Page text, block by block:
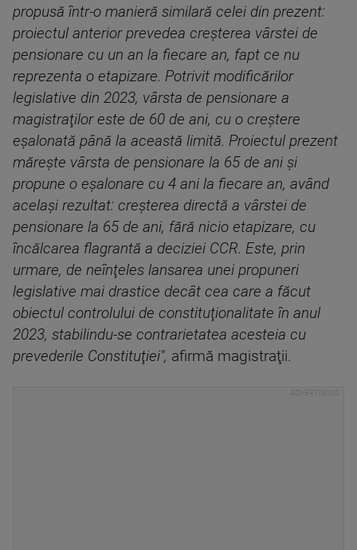
propusă într-o manieră similară celei din prezent:
proiectul anterior prevedea creşterea vârstei de
pensionare cu un an la fiecare an, fapt ce nu
reprezenta o etapizare. Potrivit modificărilor
legislative din 2023, vârsta de pensionare a
magistraţilor este de 60 de ani, cu o creştere
eşalonată până la această limită. Proiectul prezent
măreşte vârsta de pensionare la 65 de ani şi
propune o eşalonare cu 4 ani la fiecare an, având
acelaşi rezultat: creşterea directă a vârstei de
pensionare la 65 de ani, fără nicio etapizare, cu
încălcarea flagrantă a deciziei CCR. Este, prin
urmare, de neînţeles lansarea unei propuneri
legislative mai drastice decât cea care a făcut
obiectul controlului de constituţionalitate în anul
2023, stabilindu-se contrarietatea acesteia cu
prevederile Constituţiei", afirmă magistraţii.